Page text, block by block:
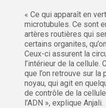
« Ce qui apparaît en
microtubules. Ce sont
artères routières qui
certains organites,
Ceux-ci assurent la
l’intérieur de la cellule.
que l’on retrouve sur la
noyau, qui agit en
de contrôle de la
l’ADN », explique Anjali.